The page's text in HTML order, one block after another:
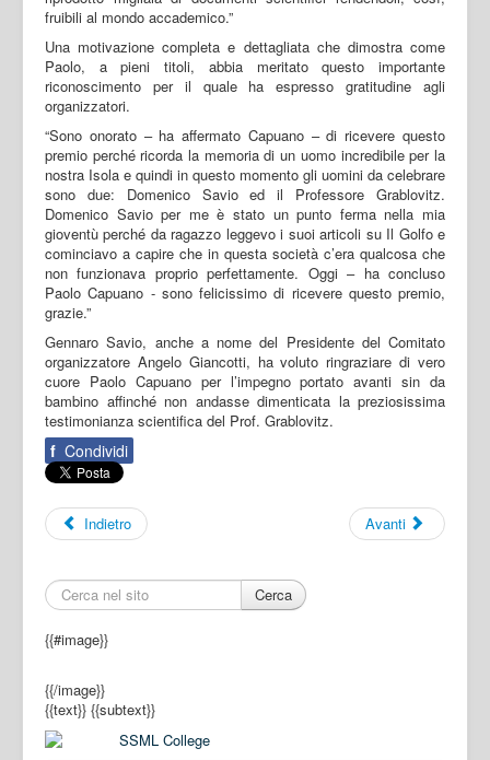
fruibili al mondo accademico.”
Una motivazione completa e dettagliata che dimostra come
Paolo, a pieni titoli, abbia meritato questo importante
riconoscimento per il quale ha espresso gratitudine agli
organizzatori.
“Sono onorato – ha affermato Capuano – di ricevere questo
premio perché ricorda la memoria di un uomo incredibile per la
nostra Isola e quindi in questo momento gli uomini da celebrare
sono due: Domenico Savio ed il Professore Grablovitz.
Domenico Savio per me è stato un punto ferma nella mia
gioventù perché da ragazzo leggevo i suoi articoli su Il Golfo e
cominciavo a capire che in questa società c’era qualcosa che
non funzionava proprio perfettamente. Oggi – ha concluso
Paolo Capuano - sono felicissimo di ricevere questo premio,
grazie.”
Gennaro Savio, anche a nome del Presidente del Comitato
organizzatore Angelo Giancotti, ha voluto ringraziare di vero
cuore Paolo Capuano per l’impegno portato avanti sin da
bambino affinché non andasse dimenticata la preziosissima
testimonianza scientifica del Prof. Grablovitz.
f Condividi
Indietro Avanti
Cerca
{{#image}}
{{/image}}
{{text}} {{subtext}}